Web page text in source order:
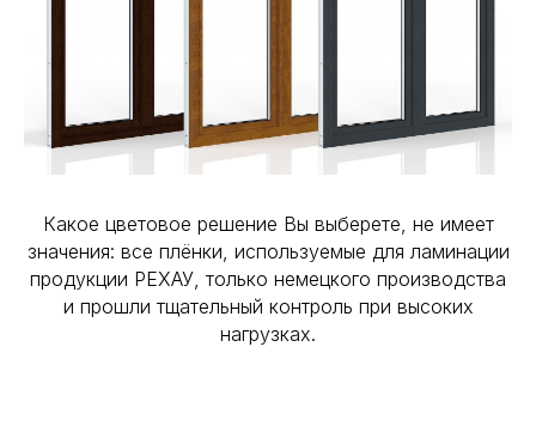
Какое цветовое решение Вы выберете, не имеет
значения: все плёнки, используемые для ламинации
продукции РЕХАУ, только немецкого производства
и прошли тщательный контроль при высоких
нагрузках.